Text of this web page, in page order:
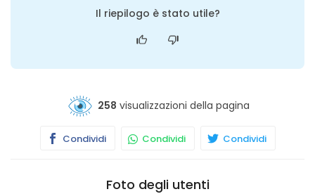
Il riepilogo è stato utile?
258 visualizzazioni della pagina
Condividi Condividi Condividi
Foto degli utenti